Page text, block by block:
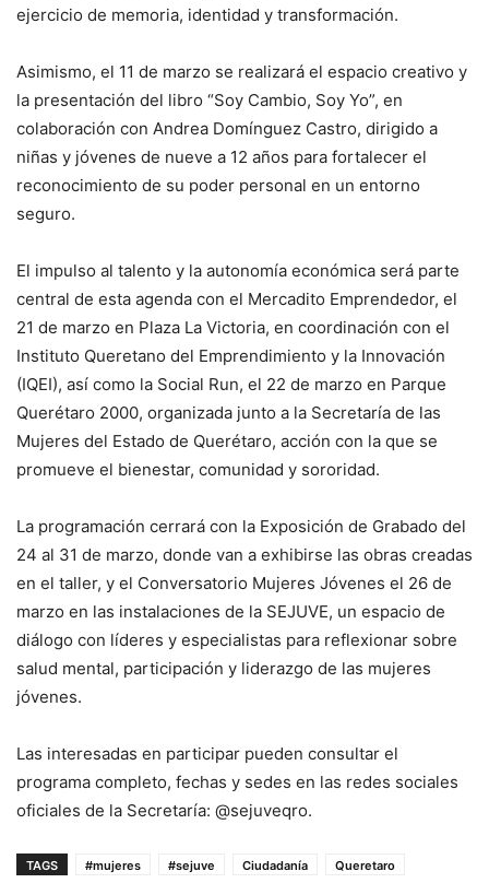
ejercicio de memoria, identidad y transformación.
Asimismo, el 11 de marzo se realizará el espacio creativo y
la presentación del libro “Soy Cambio, Soy Yo”, en
colaboración con Andrea Domínguez Castro, dirigido a
niñas y jóvenes de nueve a 12 años para fortalecer el
reconocimiento de su poder personal en un entorno
seguro.
El impulso al talento y la autonomía económica será parte
central de esta agenda con el Mercadito Emprendedor, el
21 de marzo en Plaza La Victoria, en coordinación con el
Instituto Queretano del Emprendimiento y la Innovación
(IQEI), así como la Social Run, el 22 de marzo en Parque
Querétaro 2000, organizada junto a la Secretaría de las
Mujeres del Estado de Querétaro, acción con la que se
promueve el bienestar, comunidad y sororidad.
La programación cerrará con la Exposición de Grabado del
24 al 31 de marzo, donde van a exhibirse las obras creadas
en el taller, y el Conversatorio Mujeres Jóvenes el 26 de
marzo en las instalaciones de la SEJUVE, un espacio de
diálogo con líderes y especialistas para reflexionar sobre
salud mental, participación y liderazgo de las mujeres
jóvenes.
Las interesadas en participar pueden consultar el
programa completo, fechas y sedes en las redes sociales
oficiales de la Secretaría: @sejuveqro.
TAGS #mujeres #sejuve Ciudadanía Queretaro